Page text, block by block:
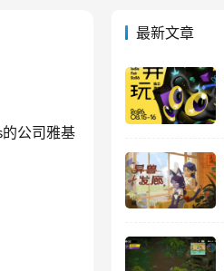
的公司雅基
最新文章